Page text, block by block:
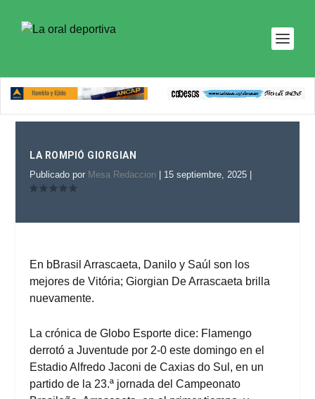
LA ROMPIÓ GIORGIAN
Publicado por Mesa Redaccion 15 septiembre, 2025
En bBrasil Arrascaeta, Danilo y Saúl son los
mejores de Vitória; Giorgian De Arrascaeta brilla
nuevamente.
La crónica de Globo Esporte dice: Flamengo
derrotó a Juventude por 2-0 este domingo en el
Estadio Alfredo Jaconi de Caxias do Sul, en un
partido de la 23.ª jornada del Campeonato